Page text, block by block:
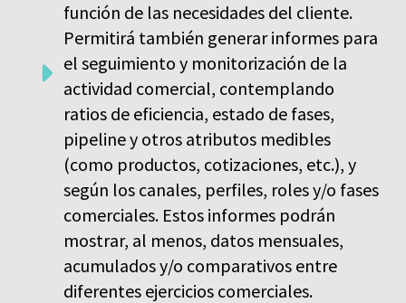
función de las necesidades del cliente.
Permitirá también generar informes para
el seguimiento y monitorización de la
actividad comercial, contemplando
ratios de eficiencia, estado de fases,
pipeline y otros atributos medibles
(como productos, cotizaciones, etc.), y
según los canales, perfiles, roles y/o fases
comerciales. Estos informes podrán
mostrar, al menos, datos mensuales,
acumulados y/o comparativos entre
diferentes ejercicios comerciales.